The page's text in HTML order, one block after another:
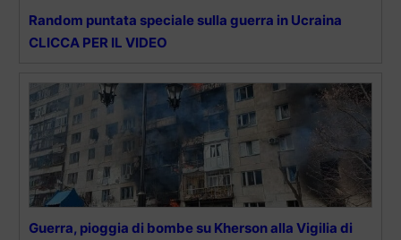
Random puntata speciale sulla guerra in Ucraina
CLICCA PER IL VIDEO
Guerra, pioggia di bombe su Kherson alla Vigilia di